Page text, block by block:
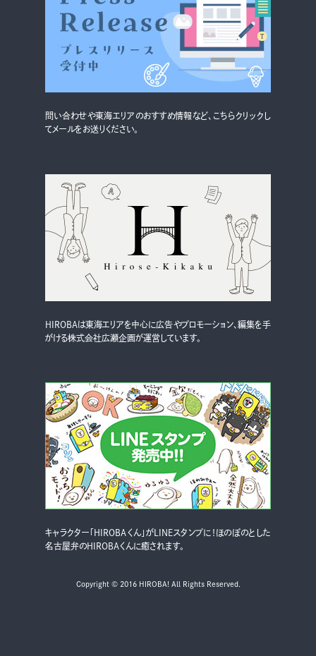
グルメ・まち イベント
お問い合わせ
検索する
CLOSE
問い合わせや東海エリアのおすすめ情報など、こちらクリックし
てメールをお送りください。
HIROBAは東海エリアを中心に広告やプロモーション、編集を手
がける株式会社広瀬企画が運営しています。
キャラクター「HIROBAくん」がLINEスタンプに！ほのぼのとした
名古屋弁のHIROBAくんに癒されます。
Copyright © 2016 HIROBA! All Rights Reserved.